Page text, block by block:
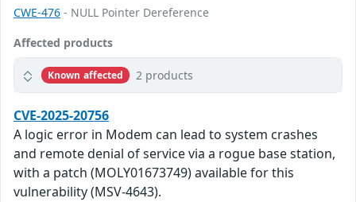
CWE-476 - NULL Pointer Dereference
Affected products
Known affected 2 products
CVE-2025-20756
A logic error in Modem can lead to system crashes
and remote denial of service via a rogue base station,
with a patch (MOLY01673749) available for this
vulnerability (MSV-4643).